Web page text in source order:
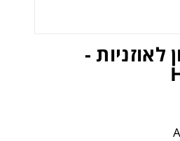
לאוזניות -